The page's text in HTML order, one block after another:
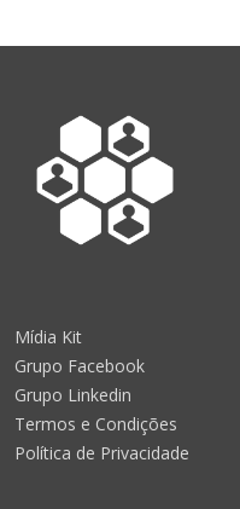
Mídia Kit
Grupo Facebook
Grupo Linkedin
Termos e Condições
Política de Privacidade